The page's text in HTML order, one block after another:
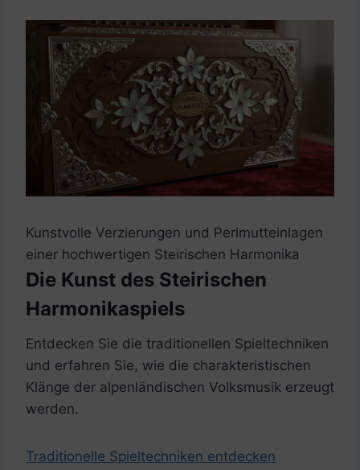
Kunstvolle Verzierungen und Perlmutteinlagen
einer hochwertigen Steirischen Harmonika
Die Kunst des Steirischen
Harmonikaspiels
Entdecken Sie die traditionellen Spieltechniken
und erfahren Sie, wie die charakteristischen
Klänge der alpenländischen Volksmusik erzeugt
werden.
Traditionelle Spieltechniken entdecken